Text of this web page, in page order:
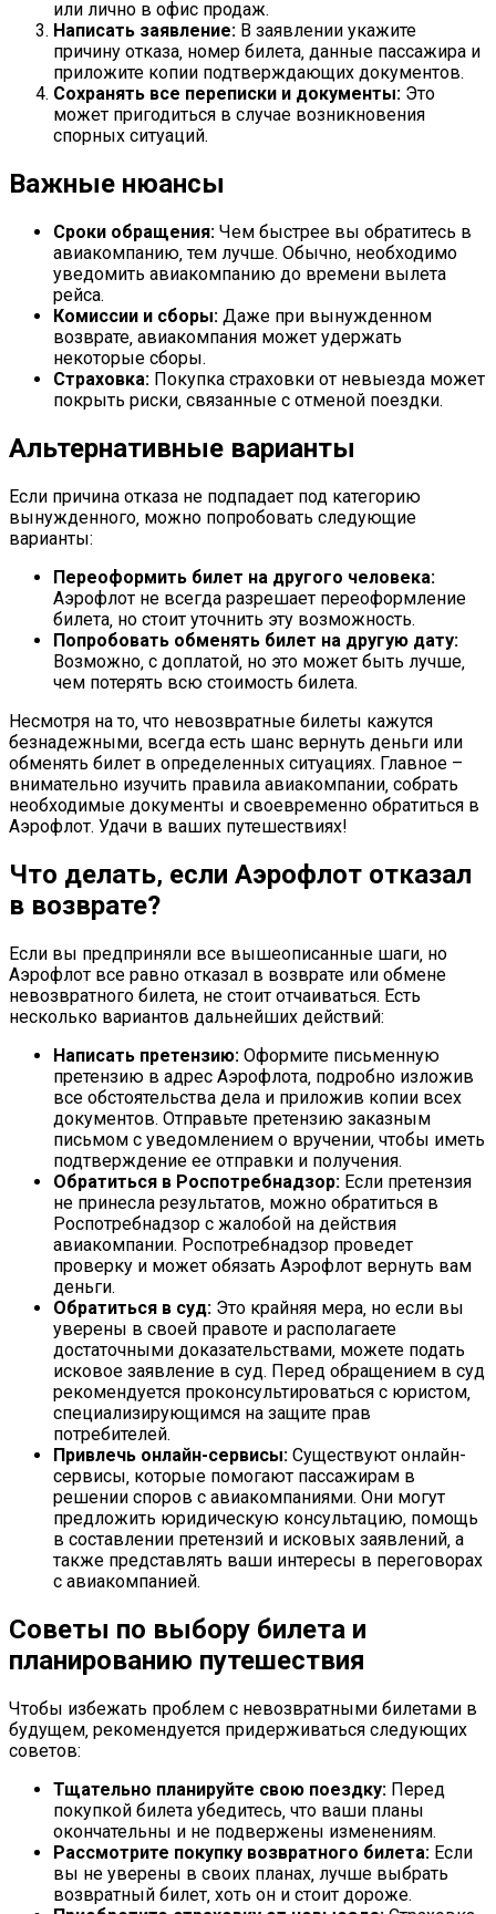
или лично в офис продаж.
Написать заявление: В заявлении укажите
причину отказа‚ номер билета‚ данные пассажира и
приложите копии подтверждающих документов.
Сохранять все переписки и документы: Это
может пригодиться в случае возникновения
спорных ситуаций.
Важные нюансы
Сроки обращения: Чем быстрее вы обратитесь в
авиакомпанию‚ тем лучше. Обычно‚ необходимо
уведомить авиакомпанию до времени вылета
рейса.
Комиссии и сборы: Даже при вынужденном
возврате‚ авиакомпания может удержать
некоторые сборы.
Страховка: Покупка страховки от невыезда может
покрыть риски‚ связанные с отменой поездки.
Альтернативные варианты
Если причина отказа не подпадает под категорию
вынужденного‚ можно попробовать следующие
варианты:
Переоформить билет на другого человека:
Аэрофлот не всегда разрешает переоформление
билета‚ но стоит уточнить эту возможность.
Попробовать обменять билет на другую дату:
Возможно‚ с доплатой‚ но это может быть лучше‚
чем потерять всю стоимость билета.
Несмотря на то‚ что невозвратные билеты кажутся
безнадежными‚ всегда есть шанс вернуть деньги или
обменять билет в определенных ситуациях. Главное –
внимательно изучить правила авиакомпании‚ собрать
необходимые документы и своевременно обратиться в
Аэрофлот. Удачи в ваших путешествиях!
Что делать‚ если Аэрофлот отказал
в возврате?
Если вы предприняли все вышеописанные шаги‚ но
Аэрофлот все равно отказал в возврате или обмене
невозвратного билета‚ не стоит отчаиваться. Есть
несколько вариантов дальнейших действий:
Написать претензию: Оформите письменную
претензию в адрес Аэрофлота‚ подробно изложив
все обстоятельства дела и приложив копии всех
документов. Отправьте претензию заказным
письмом с уведомлением о вручении‚ чтобы иметь
подтверждение ее отправки и получения.
Обратиться в Роспотребнадзор: Если претензия
не принесла результатов‚ можно обратиться в
Роспотребнадзор с жалобой на действия
авиакомпании. Роспотребнадзор проведет
проверку и может обязать Аэрофлот вернуть вам
деньги.
Обратиться в суд: Это крайняя мера‚ но если вы
уверены в своей правоте и располагаете
достаточными доказательствами‚ можете подать
исковое заявление в суд. Перед обращением в суд
рекомендуется проконсультироваться с юристом‚
специализирующимся на защите прав
потребителей.
Привлечь онлайн-сервисы: Существуют онлайн-
сервисы‚ которые помогают пассажирам в
решении споров с авиакомпаниями. Они могут
предложить юридическую консультацию‚ помощь
в составлении претензий и исковых заявлений‚ а
также представлять ваши интересы в переговорах
с авиакомпанией.
Советы по выбору билета и
планированию путешествия
Чтобы избежать проблем с невозвратными билетами в
будущем‚ рекомендуется придерживаться следующих
советов:
Тщательно планируйте свою поездку: Перед
покупкой билета убедитесь‚ что ваши планы
окончательны и не подвержены изменениям.
Рассмотрите покупку возвратного билета: Если
вы не уверены в своих планах‚ лучше выбрать
возвратный билет‚ хоть он и стоит дороже.